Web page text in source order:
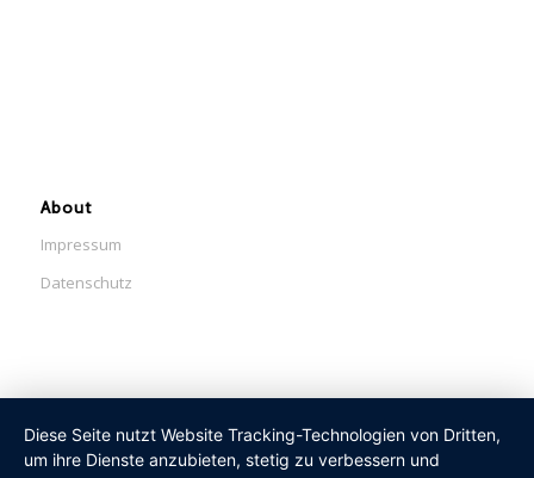
About
Impressum
Datenschutz
Diese Seite nutzt Website Tracking-Technologien von Dritten,
um ihre Dienste anzubieten, stetig zu verbessern und